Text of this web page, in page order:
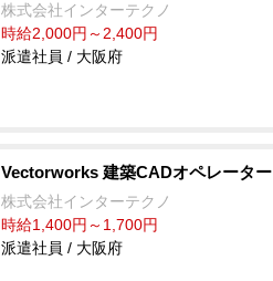
株式会社インターテクノ
時給2,000円～2,400円
派遣社員 / 大阪府
Vectorworks 建築CADオペレーター
株式会社インターテクノ
時給1,400円～1,700円
派遣社員 / 大阪府